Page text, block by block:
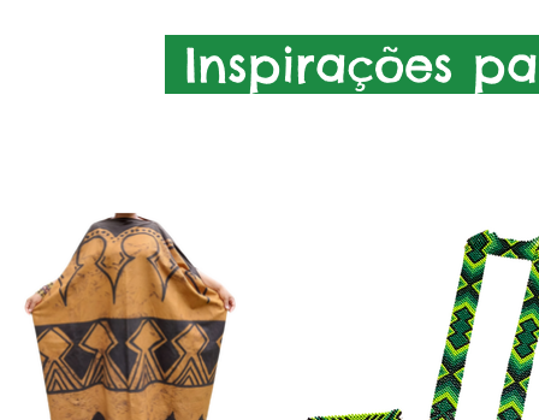
Inspirações